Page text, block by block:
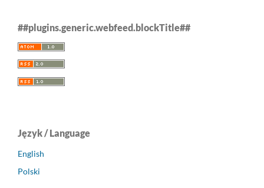
##plugins.generic.webfeed.blockTitle##
Język / Language
English
Polski